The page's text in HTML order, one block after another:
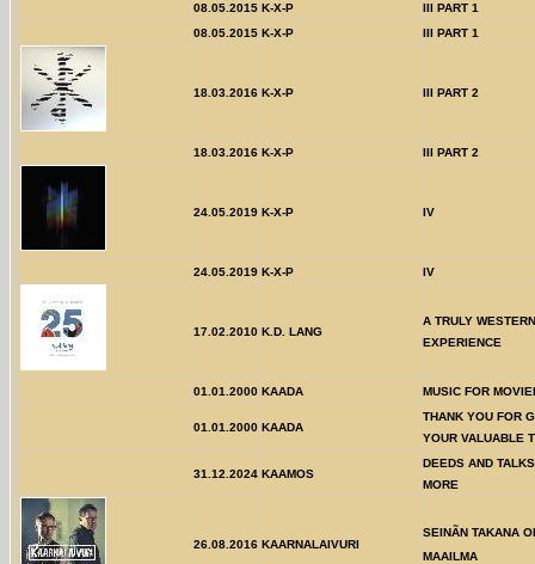
08.05.2015 K-X-P
III PART 1
08.05.2015 K-X-P III PART 1
18.03.2016 K-X-P III PART 2
18.03.2016 K-X-P III PART 2
24.05.2019 K-X-P IV
24.05.2019 K-X-P IV
17.02.2010 K.D. LANG
A TRULY WESTERN
EXPERIENCE
01.01.2000 KAADA MUSIC FOR
01.01.2000 KAADA
THANK YOU FOR
YOUR VALUABLE
31.12.2024 KAAMOS
DEEDS AND
MORE
26.08.2016 KAARNALAIVURI
SEINÃN TAKANA
MAAILMA